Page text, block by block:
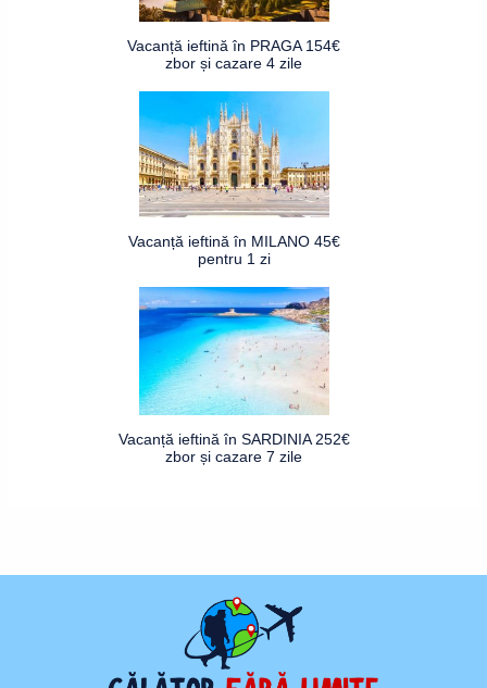
Vacanță ieftină în PRAGA 154€
zbor și cazare 4 zile
Vacanță ieftină în MILANO 45€
pentru 1 zi
Vacanță ieftină în SARDINIA 252€
zbor și cazare 7 zile